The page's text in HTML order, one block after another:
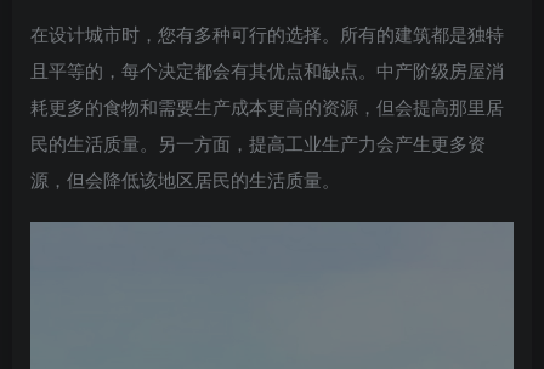
在设计城市时，您有多种可行的选择。所有的建筑都是独特
且平等的，每个决定都会有其优点和缺点。中产阶级房屋消
耗更多的食物和需要生产成本更高的资源，但会提高那里居
民的生活质量。另一方面，提高工业生产力会产生更多资
源，但会降低该地区居民的生活质量。